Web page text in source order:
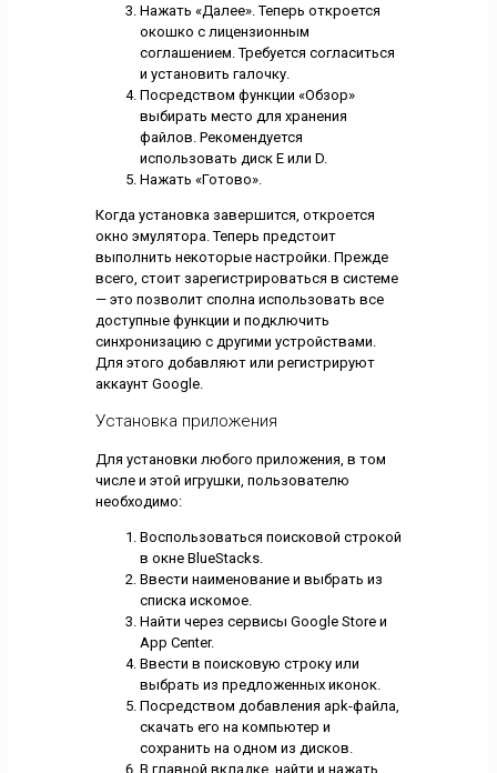
Нажать «Далее». Теперь откроется
окошко с лицензионным
соглашением. Требуется согласиться
и установить галочку.
Посредством функции «Обзор»
выбирать место для хранения
файлов. Рекомендуется
использовать диск Е или D.
Нажать «Готово».
Когда установка завершится, откроется
окно эмулятора. Теперь предстоит
выполнить некоторые настройки. Прежде
всего, стоит зарегистрироваться в системе
— это позволит сполна использовать все
доступные функции и подключить
синхронизацию с другими устройствами.
Для этого добавляют или регистрируют
аккаунт Google.
Установка приложения
Для установки любого приложения, в том
числе и этой игрушки, пользователю
необходимо:
Воспользоваться поисковой строкой
в окне BlueStacks.
Ввести наименование и выбрать из
списка искомое.
Найти через сервисы Google Store и
App Center.
Ввести в поисковую строку или
выбрать из предложенных иконок.
Посредством добавления apk-файла,
скачать его на компьютер и
сохранить на одном из дисков.
В главной вкладке, найти и нажать